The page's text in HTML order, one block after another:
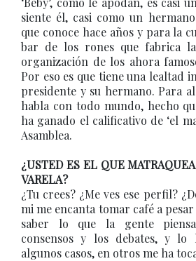
siente él, casi como un
que conoce hace años y para la
bar de los rones que fabrica
organización de los ahora
Por eso es que tiene una lealtad
presidente y su hermano. Para
habla con todo mundo, hecho
ha ganado el calificativo de ‘el
Asamblea.
¿USTED ES EL QUE
VARELA?
¿Tu crees? ¿Me ves ese perfil?
mi me encanta tomar café a
saber lo que la gente
consensos y los debates, y lo
algunos casos, en otros me ha